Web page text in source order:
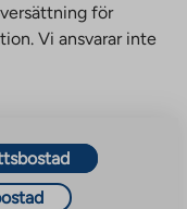
för
Vi ansvarar inte